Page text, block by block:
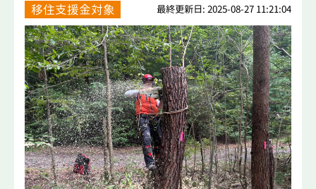
移住支援金対象 最終更新日: 2025-08-27 11:21:04